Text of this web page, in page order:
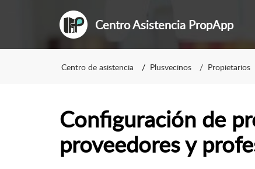
Centro Asistencia PropApp
Centro de asistencia Plusvecinos Propietarios
Configuración de
proveedores y